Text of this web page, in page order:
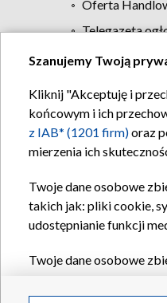
Oferta
Telegazeta
Szanujemy Twoją
Kliknij "Akceptuję i
końcowym i ich
z IAB* (1201 firm)oraz
mierzenia ich
Twoje dane osobowe
takich jak: pliki cookie,
udostępnianie funkcji
Twoje dane osobowe
Partnerów TVPdla